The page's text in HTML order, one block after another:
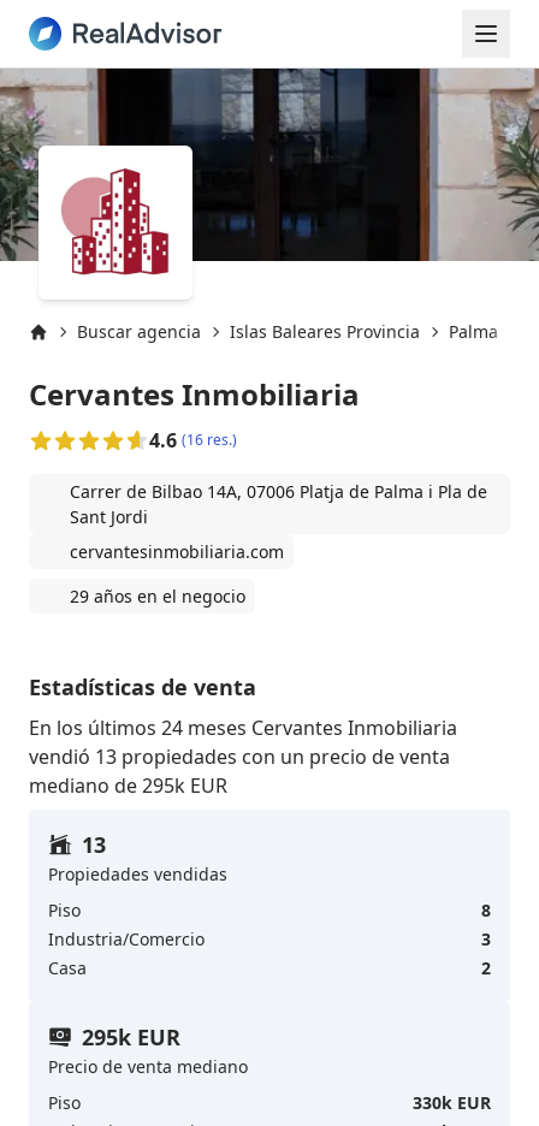
Buscar agencia Islas Baleares Provincia Palma
Cervantes Inmobiliaria
4.6 (16 res.)
Carrer de Bilbao 14A, 07006 Platja de Palma i Pla de
Sant Jordi
cervantesinmobiliaria.com
29 años en el negocio
Estadísticas de venta
En los últimos 24 meses Cervantes Inmobiliaria
vendió 13 propiedades con un precio de venta
mediano de 295k EUR
13
Propiedades vendidas
Piso
8
Industria/Comercio
3
Casa
2
295k EUR
Precio de venta mediano
Piso
330k EUR